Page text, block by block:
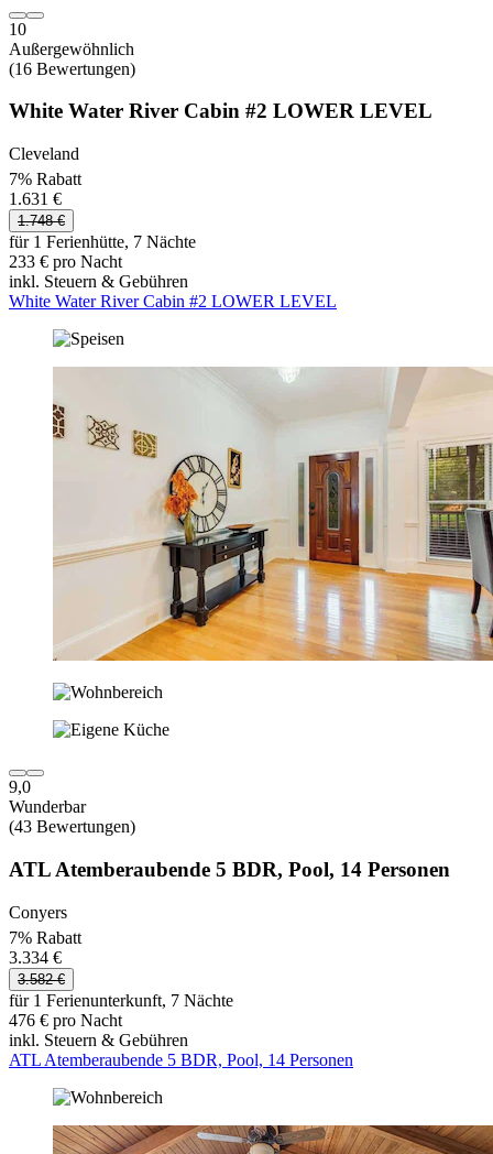
10
Außergewöhnlich
(16 Bewertungen)
White Water River Cabin #2 LOWER LEVEL
Cleveland
7% Rabatt
1.631 €
1.748 €
für 1 Ferienhütte, 7 Nächte
233 € pro Nacht
inkl. Steuern & Gebühren
White Water River Cabin #2 LOWER LEVEL
9,0
Wunderbar
(43 Bewertungen)
ATL Atemberaubende 5 BDR, Pool, 14 Personen
Conyers
7% Rabatt
3.334 €
3.582 €
für 1 Ferienunterkunft, 7 Nächte
476 € pro Nacht
inkl. Steuern & Gebühren
ATL Atemberaubende 5 BDR, Pool, 14 Personen